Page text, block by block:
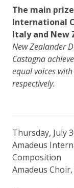
The main
International
Italy and New
New Zealander
Castagna
equal voices
respectively.
Thursday, July
Amadeus
Composition
Amadeus